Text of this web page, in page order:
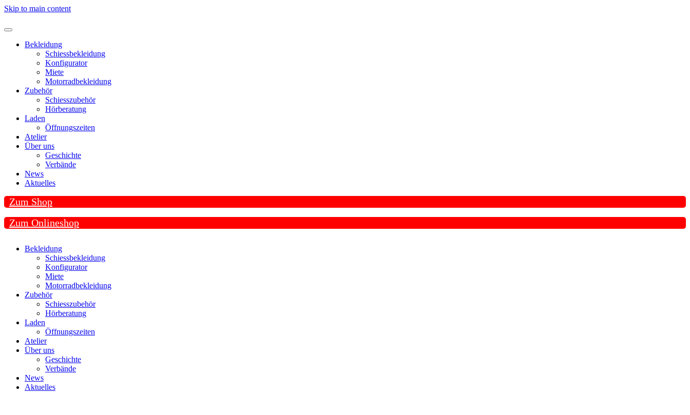
Skip to main content
Bekleidung
Schiessbekleidung
Konfigurator
Miete
Motorradbekleidung
Zubehör
Schiesszubehör
Hörberatung
Laden
Öffnungszeiten
Atelier
Über uns
Geschichte
Verbände
News
Aktuelles
Zum Shop
Zum Onlineshop
Bekleidung
Schiessbekleidung
Konfigurator
Miete
Motorradbekleidung
Zubehör
Schiesszubehör
Hörberatung
Laden
Öffnungszeiten
Atelier
Über uns
Geschichte
Verbände
News
Aktuelles